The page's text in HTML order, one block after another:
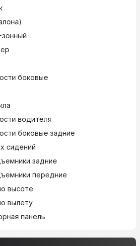
боковые
водителя
боковые задние
сидений
задние
передние
высоте
вылету
панель